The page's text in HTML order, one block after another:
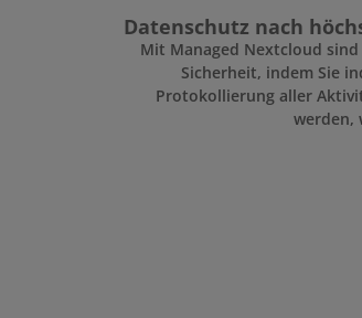
Datenschutz nach
Mit Managed Nextcloud
Sicherheit, indem Sie
Protokollierung aller
werden,